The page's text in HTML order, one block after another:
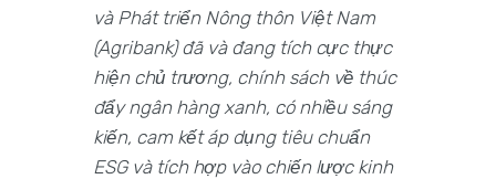
và Phát triển Nông thôn Việt Nam
(Agribank) đã và đang tích cực thực
hiện chủ trương, chính sách về thúc
đẩy ngân hàng xanh, có nhiều sáng
kiến, cam kết áp dụng tiêu chuẩn
ESG và tích hợp vào chiến lược kinh